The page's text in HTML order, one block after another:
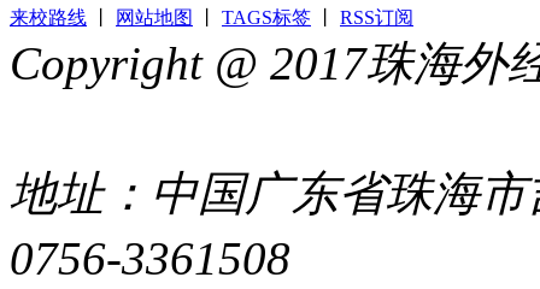
来校路线 网站地图 TAGS标签 RSS订阅
Copyright @ 2017珠海
地址：中国广东省珠海
0756-3361508